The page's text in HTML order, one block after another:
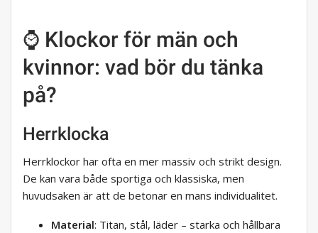
⌚ Klockor för män och
kvinnor: vad bör du tänka
på?
Herrklocka
Herrklockor har ofta en mer massiv och strikt design.
De kan vara både sportiga och klassiska, men
huvudsaken är att de betonar en mans individualitet.
Material: Titan, stål, läder – starka och hållbara